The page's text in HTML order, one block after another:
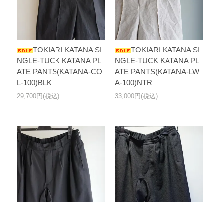
TOKIARI KATANA SI
NGLE-TUCK KATANA PL
ATE PANTS(KATANA-CO
L-100)BLK
29,700円(税込)
TOKIARI KATANA SI
NGLE-TUCK KATANA PL
ATE PANTS(KATANA-LW
A-100)NTR
33,000円(税込)